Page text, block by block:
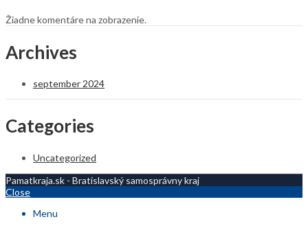
Žiadne komentáre na zobrazenie.
Archives
september 2024
Categories
Uncategorized
Pamatkraja.sk - Bratislavský samosprávny kraj
Close
Menu